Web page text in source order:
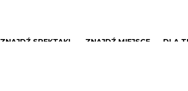
ZNAJDŹ SPEKTAKL ZNAJDŹ MIEJSCE DLA